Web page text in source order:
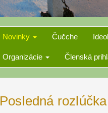
Novinky Čučche
Organizácie Členská
Posledná